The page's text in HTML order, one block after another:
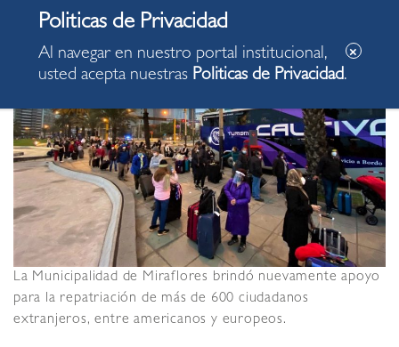
03.07.2020
La Municipalidad de Miraflores brindó nuevamente apoyo
para la repatriación de más de 600 ciudadanos
extranjeros, entre americanos y europeos.
Al navegar en nuestro portal institucional,
usted acepta nuestras Politicas de Privacidad.